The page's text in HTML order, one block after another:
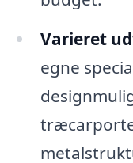
Varieret
egne